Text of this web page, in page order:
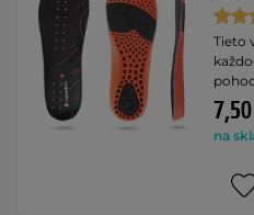
Tieto
na